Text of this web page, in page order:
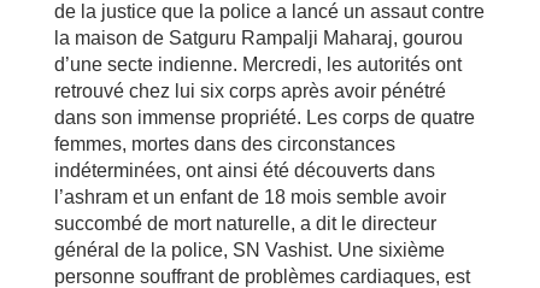
de la justice que la police a lancé un assaut contre
la maison de Satguru Rampalji Maharaj, gourou
d’une secte indienne. Mercredi, les autorités ont
retrouvé chez lui six corps après avoir pénétré
dans son immense propriété. Les corps de quatre
femmes, mortes dans des circonstances
indéterminées, ont ainsi été découverts dans
l’ashram et un enfant de 18 mois semble avoir
succombé de mort naturelle, a dit le directeur
général de la police, SN Vashist. Une sixième
personne souffrant de problèmes cardiaques, est